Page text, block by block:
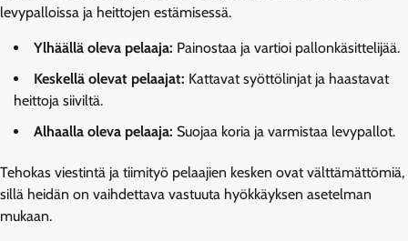
levypalloissa ja heittojen estämisessä.
Ylhäällä oleva pelaaja: Painostaa ja vartioi pallonkäsittelijää.
Keskellä olevat pelaajat: Kattavat syöttölinjat ja haastavat
heittoja siiviltä.
Alhaalla oleva pelaaja: Suojaa koria ja varmistaa levypallot.
Tehokas viestintä ja tiimityö pelaajien kesken ovat välttämättömiä,
sillä heidän on vaihdettava vastuuta hyökkäyksen asetelman
mukaan.